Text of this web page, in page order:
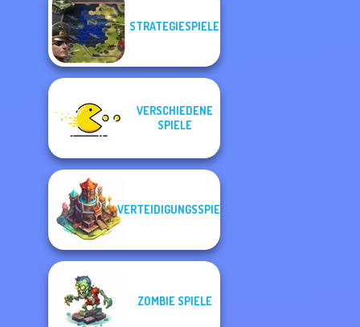
STRATEGIESPIELE
VERSCHIEDENE
SPIELE
VERTEIDIGUNGSSPIELE
ZOMBIE SPIELE